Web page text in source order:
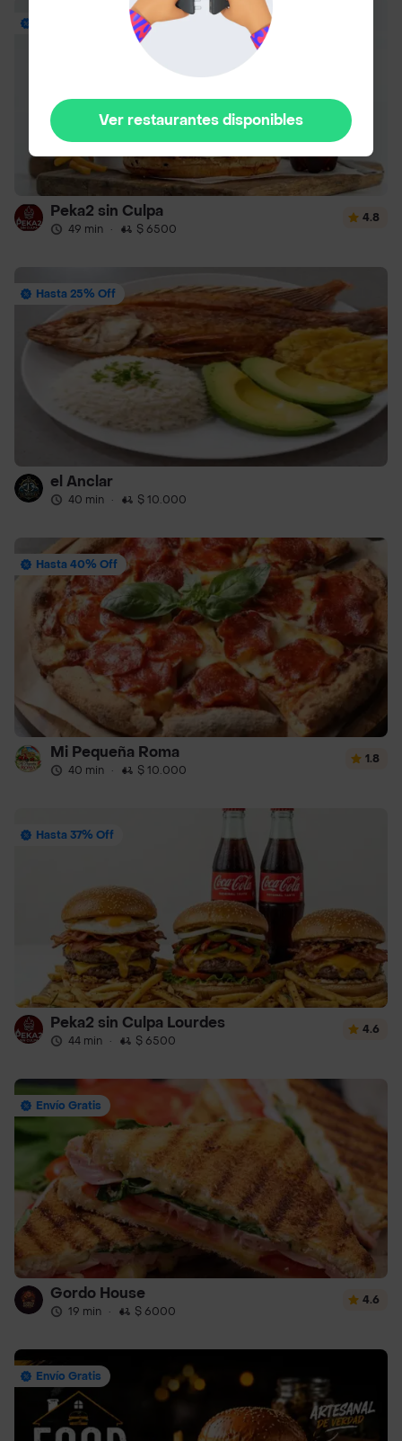
Peka2 sin Culpa
49 min · $ 6500
4.8
Hasta 25% Off
el Anclar
40 min · $ 10.000
Hasta 40% Off
Mi Pequeña Roma
40 min · $ 10.000
1.8
Hasta 37% Off
Peka2 sin Culpa Lourdes
44 min · $ 6500
4.6
Envío Gratis
Gordo House
19 min · $ 6000
4.6
Envío Gratis
Ver restaurantes disponibles